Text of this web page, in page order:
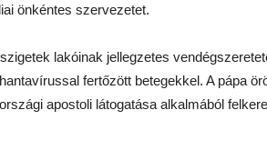
önkéntes szervezetet.
lakóinak jellegzetes
fertőzött betegekkel. A pápa
apostoli látogatása alkalmából